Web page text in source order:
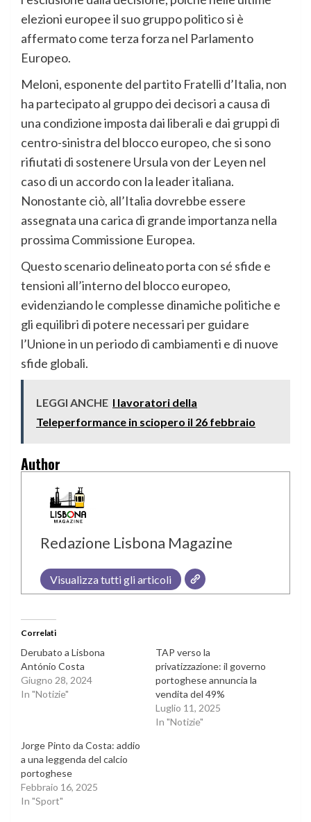
elezioni europee il suo gruppo politico si è
affermato come terza forza nel Parlamento
Europeo.
Meloni, esponente del partito Fratelli d’Italia, non
ha partecipato al gruppo dei decisori a causa di
una condizione imposta dai liberali e dai gruppi di
centro-sinistra del blocco europeo, che si sono
rifiutati di sostenere Ursula von der Leyen nel
caso di un accordo con la leader italiana.
Nonostante ciò, all’Italia dovrebbe essere
assegnata una carica di grande importanza nella
prossima Commissione Europea.
Questo scenario delineato porta con sé sfide e
tensioni all’interno del blocco europeo,
evidenziando le complesse dinamiche politiche e
gli equilibri di potere necessari per guidare
l’Unione in un periodo di cambiamenti e di nuove
sfide globali.
LEGGI ANCHE I lavoratori della
Teleperformance in sciopero il 26 febbraio
Author
Redazione Lisbona Magazine
Visualizza tutti gli articoli
Correlati
Derubato a Lisbona
António Costa
Giugno 28, 2024
In "Notizie"
TAP verso la
privatizzazione: il governo
portoghese annuncia la
vendita del 49%
Luglio 11, 2025
In "Notizie"
Jorge Pinto da Costa: addio
a una leggenda del calcio
portoghese
Febbraio 16, 2025
In "Sport"